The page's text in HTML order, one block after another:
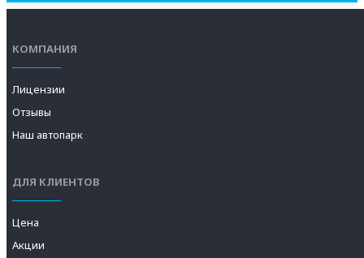
КОМПАНИЯ
Лицензии
Отзывы
Наш автопарк
ДЛЯ КЛИЕНТОВ
Цена
Акции